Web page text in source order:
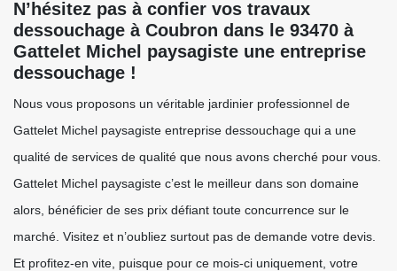
N’hésitez pas à confier vos travaux
dessouchage à Coubron dans le 93470 à
Gattelet Michel paysagiste une entreprise
dessouchage !
Nous vous proposons un véritable jardinier professionnel de
Gattelet Michel paysagiste entreprise dessouchage qui a une
qualité de services de qualité que nous avons cherché pour vous.
Gattelet Michel paysagiste c’est le meilleur dans son domaine
alors, bénéficier de ses prix défiant toute concurrence sur le
marché. Visitez et n’oubliez surtout pas de demande votre devis.
Et profitez-en vite, puisque pour ce mois-ci uniquement, votre